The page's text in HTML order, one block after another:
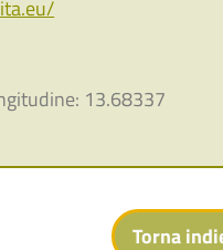
13.68337